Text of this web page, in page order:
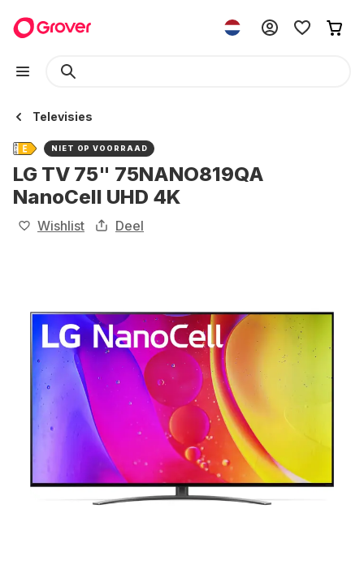
Televisies
NIET OP VOORRAAD
LG TV 75" 75NANO819QA
NanoCell UHD 4K
Wishlist Deel